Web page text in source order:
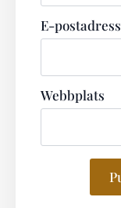
E-postadress
Webbplats